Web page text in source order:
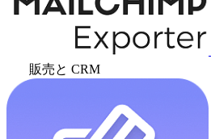
販売と CRM